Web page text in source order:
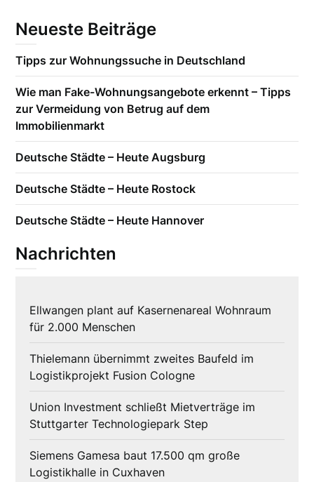
Neueste Beiträge
Tipps zur Wohnungssuche in Deutschland
Wie man Fake-Wohnungsangebote erkennt – Tipps
zur Vermeidung von Betrug auf dem
Immobilienmarkt
Deutsche Städte – Heute Augsburg
Deutsche Städte – Heute Rostock
Deutsche Städte – Heute Hannover
Nachrichten
Ellwangen plant auf Kasernenareal Wohnraum
für 2.000 Menschen
Thielemann übernimmt zweites Baufeld im
Logistikprojekt Fusion Cologne
Union Investment schließt Mietverträge im
Stuttgarter Technologiepark Step
Siemens Gamesa baut 17.500 qm große
Logistikhalle in Cuxhaven